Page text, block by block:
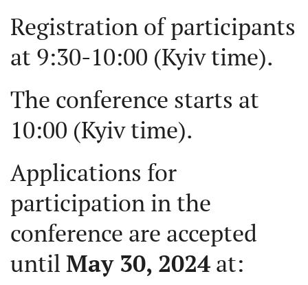
Registration of participants
at 9:30-10:00 (Kyiv time).
The conference starts at
10:00 (Kyiv time).
Applications for
participation in the
conference are accepted
until May30, 2024 at: